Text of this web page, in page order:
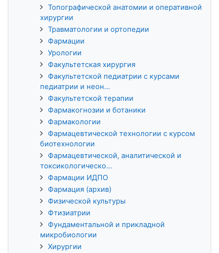
Топографической анатомии и оперативной
хирургии
Травматологии и ортопедии
Фармации
Урологии
Факультетская хирургия
Факультетской педиатрии с курсами
педиатрии и неон...
Факультетской терапии
Фармакогнозии и ботаники
Фармакологии
Фармацевтической технологии с курсом
биотехнологии
Фармацевтической, аналитической и
токсикологическо...
Фармации ИДПО
Фармация (архив)
Физической культуры
Фтизиатрии
Фундаментальной и прикладной
микробиологии
Хирургии